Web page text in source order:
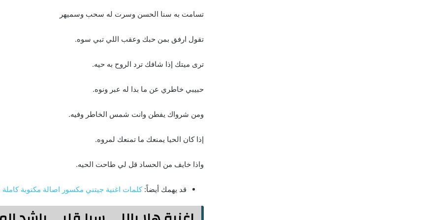
تسامت به سنا الحسن وسرت له سحب وسميهر
تقول ارفق بمن حبك وعقب اللي تبي سوه.
ترى ميتك إذا شافك ترد الروح به حيه.
حبيبي خاطري عن ما بدا له عبر ونوه.
ومن شرواك يفطن وانت شمس الخاطر وفيه.
إذا كان الحيا يمنعك ما تمنعك لمروه.
واذا خايف من الحساد قل لي طاحت الحيه.
قد يهمك أيضاً:كلمات اغنية جيتني مكسور اصالة مكتوبة كاملة